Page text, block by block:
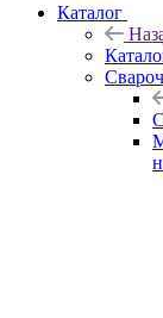
Каталог